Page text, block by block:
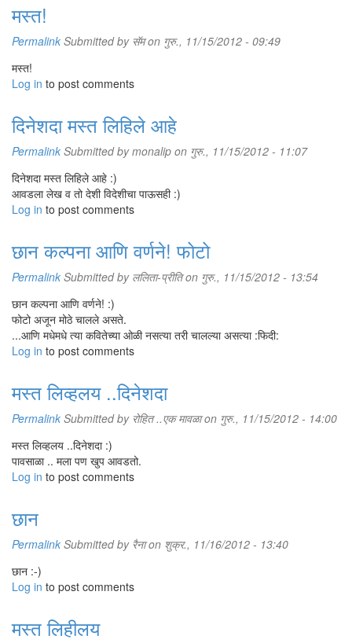
मस्त!
Permalink Submitted by सॅमon गुरु., 11/15/2012 - 09:49
मस्त!
Log in to post comments
दिनेशदा मस्त लिहिले आहे
Permalink Submitted bymonalip on गुरु., 11/15/2012 - 11:07
दिनेशदा मस्त लिहिले आहे :)
आवडला लेख व तो देशी विदेशीचा पाऊसही :)
Log in to post comments
छान कल्पना आणि वर्णने! फोटो
Permalink Submitted by ललिता-प्रीतिon गुरु., 11/15/2012 - 13:54
छान कल्पना आणि वर्णने! :)
फोटो अजून मोठे चालले असते.
...आणि मधेमधे त्या कवितेच्या ओळी नसत्या तरी चालल्या असत्या :फिदी:
Log in to post comments
मस्त लिव्हलय ..दिनेशदा
Permalink Submitted by रोहित ..एक मावळाon गुरु., 11/15/2012 - 14:00
मस्त लिव्हलय ..दिनेशदा :)
पावसाळा .. मला पण खुप आवडतो.
Log in to post comments
छान
Permalink Submitted by रैनाon शुक्र., 11/16/2012 - 13:40
छान :-)
Log in to post comments
मस्त लिहीलय